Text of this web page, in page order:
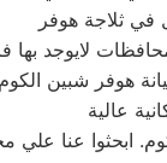
ابحثوا عنا